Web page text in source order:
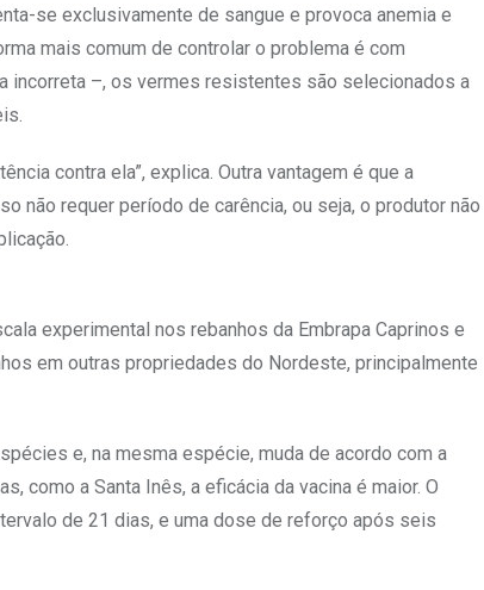
se exclusivamente de sangue e provoca anemia e
mais comum de controlar o problema é com
incorreta –, os vermes resistentes são selecionados a
contra ela”, explica. Outra vantagem é que a
não requer período de carência, ou seja, o produtor não
experimental nos rebanhos da Embrapa Caprinos e
em outras propriedades do Nordeste, principalmente
e, na mesma espécie, muda de acordo com a
como a Santa Inês, a eficácia da vacina é maior. O
de 21 dias, e uma dose de reforço após seis